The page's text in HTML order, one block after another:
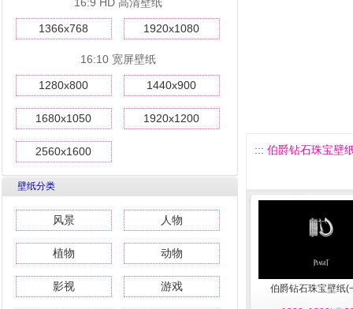
1366x768 1920x1080
16:10 宽屏壁纸
1280x800 1440x900
1680x1050 1920x1200
2560x1600
壁纸分类
风景 人物
植物 动物
影视 游戏
::: 伯爵钻石珠宝壁
伯爵钻石珠宝壁纸(